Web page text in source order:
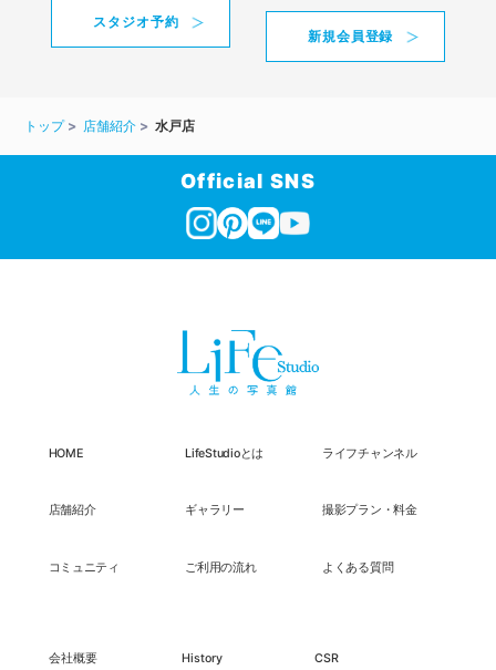
スタジオ予約
新規会員登録
トップ 店舗紹介 水戸店
Official SNS
HOME LifeStudioとは ライフチャンネル
店舗紹介 ギャラリー 撮影プラン・料金
コミュニティ ご利用の流れ よくある質問
会社概要 History CSR